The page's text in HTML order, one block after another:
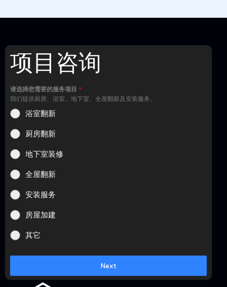
项目咨询
请选择您需要的服务项目 *
我们提供厨房、浴室、地下室、全屋翻新及安装服务。
浴室翻新
厨房翻新
地下室装修
全屋翻新
安装服务
房屋加建
其它
Next